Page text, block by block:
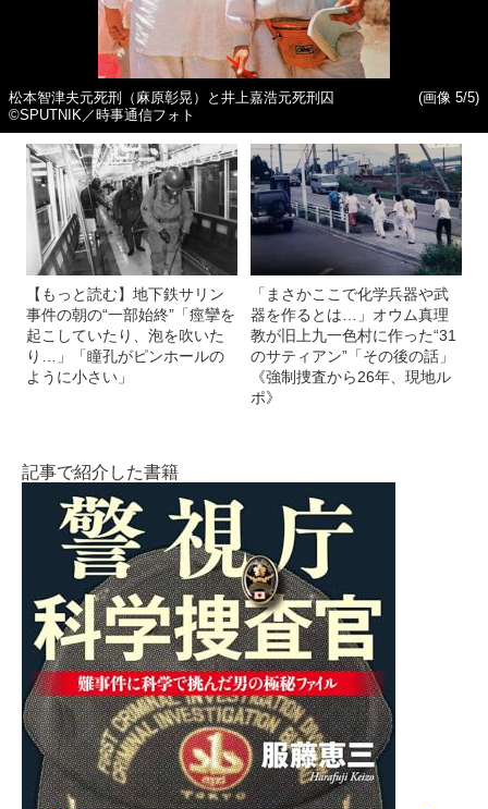
松本智津夫元死刑（麻原彰晃）と井上嘉浩元死刑囚
©SPUTNIK／時事通信フォト
(画像 5/5)
【もっと読む】地下鉄サリン
事件の朝の“一部始終”「痙攣を
起こしていたり、泡を吹いた
り…」「瞳孔がピンホールの
ように小さい」
「まさかここで化学兵器や武
器を作るとは…」オウム真理
教が旧上九一色村に作った“31
のサティアン”「その後の話」
《強制捜査から26年、現地ル
ポ》
記事で紹介した書籍